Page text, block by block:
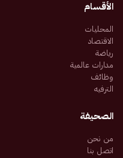
الأقسام
المحليات
الاقتصاد
رياضة
مدارات عالمية
وظائف
الترفيه
الصحيفة
من نحن
اتصل بنا